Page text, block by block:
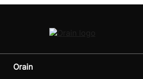
Orain